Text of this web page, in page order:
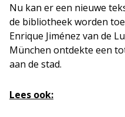
Nu kan er een nieuwe
de bibliotheek worden
Enrique Jiménez van de
München ontdekte een
aan de stad.
Lees ook: